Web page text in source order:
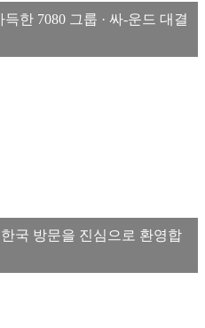
한 7080 그룹 · 싸-운드 대결
국 방문을 진심으로 환영합